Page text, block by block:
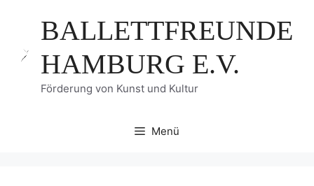
springenBALLETTFREUNDE
HAMBURG E.V.
Förderung von Kunst und Kultur
Menü